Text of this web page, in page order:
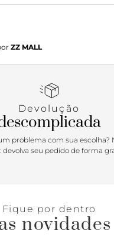
praticidade. Ela oferece
é a escolha ideal para
ZZ MALL
Devolução
problema com sua escolha?
devolva seu pedido de forma
Fique por dentro
novidades